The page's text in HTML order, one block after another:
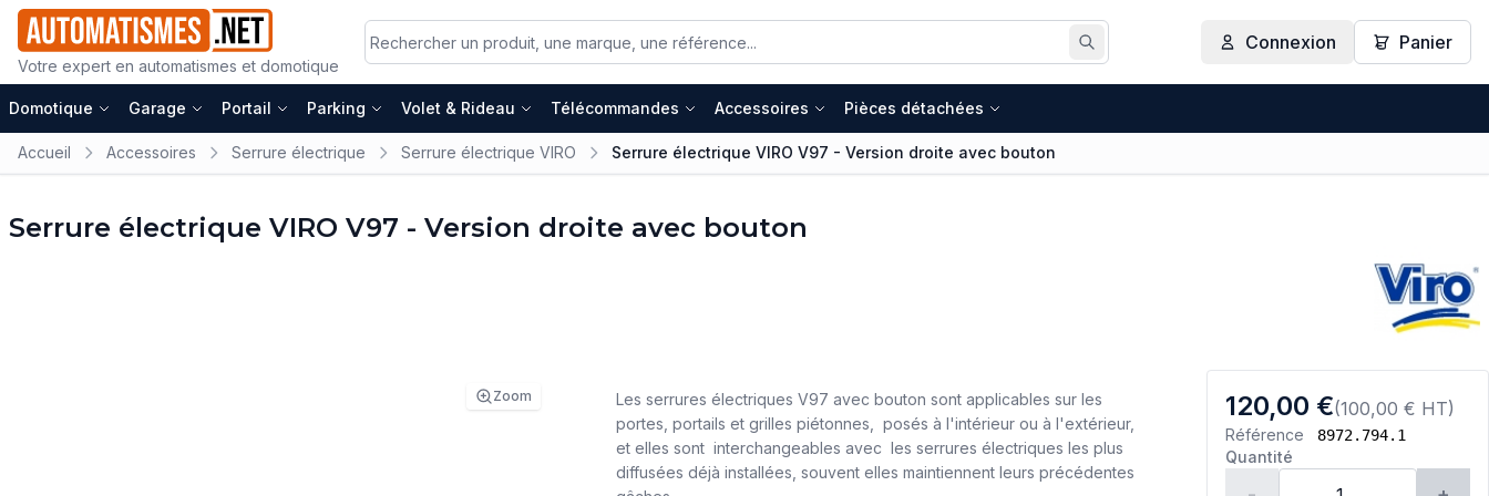
Votre expert en automatismes et domotique
Rechercher
Connexion Panier
Domotique Garage Portail Parking Volet & Rideau Télécommandes Accessoires Pièces détachées
Accueil Accessoires Serrure électrique Serrure électrique VIRO Serrure électrique VIRO V97 - Version droite avec bouton
Serrure électrique VIRO V97 - Version droite avec bouton
Zoom 120,00 €(100,00 € HT)
Référence 8972.794.1
Quantité
Les serrures électriques V97 avec bouton sont applicables sur les
portes, portails et grilles piétonnes, posés à l'intérieur ou à l'extérieur,
et elles sont interchangeables avec les serrures électriques les plus
diffusées déjà installées, souvent elles maintiennent leurs précédentes